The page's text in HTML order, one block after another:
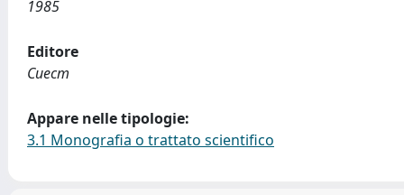
1985
Editore
Cuecm
Appare nelle tipologie:
3.1 Monografia o trattato scientifico